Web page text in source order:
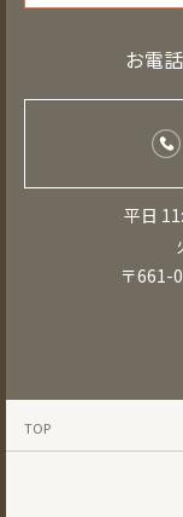
お電
平日
〒661-
TOP